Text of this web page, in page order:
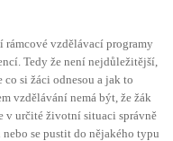
rámcové vzdělávací programy
Tedy že není nejdůležitější,
si žáci odnesou a jak to
vzdělávání nemá být, že žák
v určité životní situaci správně
se pustit do nějakého typu